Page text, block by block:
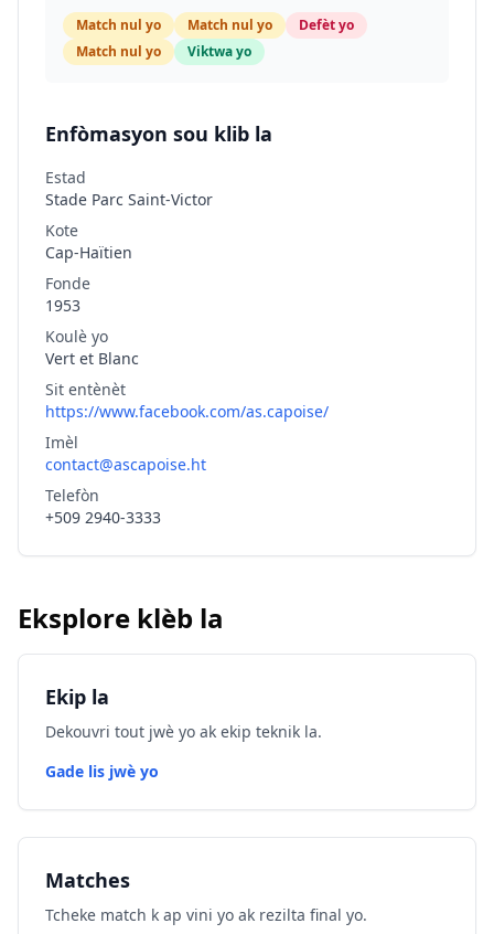
Match nul yo Match nul yo
Defèt yo
Match nul yo
Viktwa yo
Enfòmasyon sou klib la
Estad
Stade Parc Saint-Victor
Kote
Cap-Haïtien
Fonde
1953
Koulè yo
Vert et Blanc
Sit entènèt
https://www.facebook.com/as.capoise/
Imèl
contact@ascapoise.ht
Telefòn
+509 2940-3333
Eksplore klèb la
Ekip la
Dekouvri tout jwè yo ak ekip teknik la.
Gade lis jwè yo
Matches
Tcheke match k ap vini yo ak rezilta final yo.